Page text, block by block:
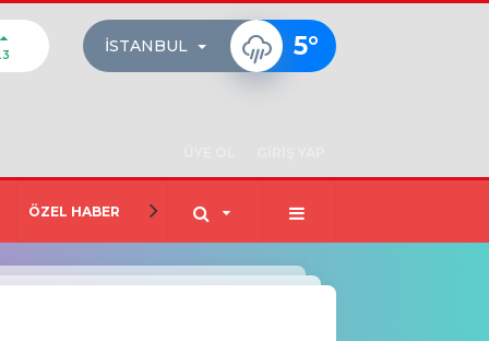
İSTANBUL 5°
ÖZEL HABER EĞİTİM TEKNOLOJİ